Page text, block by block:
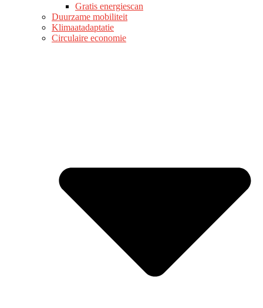
Gratis energiescan
Duurzame mobiliteit
Klimaatadaptatie
Circulaire economie